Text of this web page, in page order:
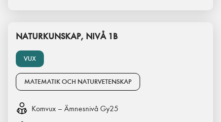
VUX
NATURKUNSKAP, NIVÅ 1B
MATEMATIK OCH NATURVETENSKAP
Komvux – Ämnesnivå Gy25